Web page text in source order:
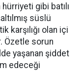
gibi batılı
süslü
karşılığı olan içi
Özetle sorun
yaşanan şiddet
edeceği